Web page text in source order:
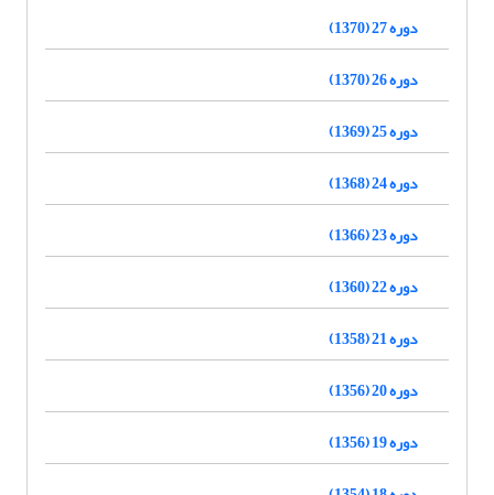
دوره 27 (1370)
دوره 26 (1370)
دوره 25 (1369)
دوره 24 (1368)
دوره 23 (1366)
دوره 22 (1360)
دوره 21 (1358)
دوره 20 (1356)
دوره 19 (1356)